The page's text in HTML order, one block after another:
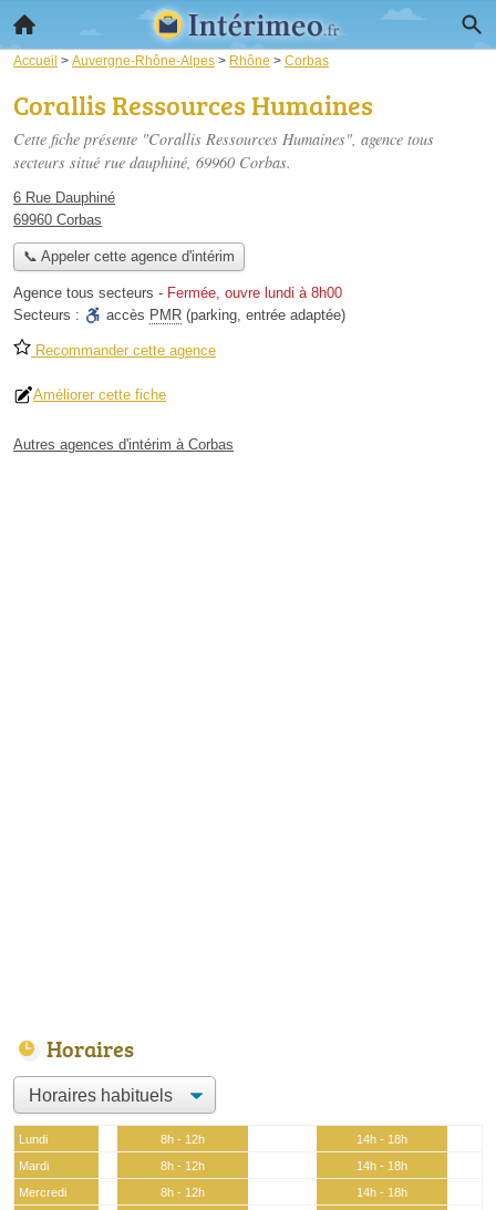
Accueil > Auvergne-Rhône-Alpes > Rhône > Corbas
Corallis Ressources Humaines
Cette fiche présente "Corallis Ressources Humaines", agence tous
secteurs situé rue dauphiné, 69960 Corbas.
6 Rue Dauphiné
69960 Corbas
📞 Appeler cette agence d'intérim
Agence tous secteurs - Fermée, ouvre lundi à 8h00
Secteurs :
accès PMR (parking, entrée adaptée)
Recommander cette agence
Améliorer cette fiche
Autres agences d'intérim à Corbas
Horaires
Lundi 8h - 12h
14h - 18h
Mardi
8h - 12h
14h - 18h
Mercredi
8h - 12h
14h - 18h